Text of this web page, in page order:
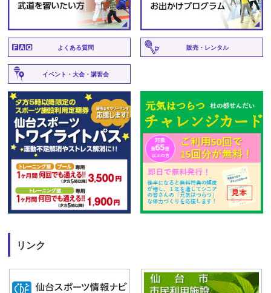
よくある質問 販売・レンタル
イベント・大会・講習会
リンク